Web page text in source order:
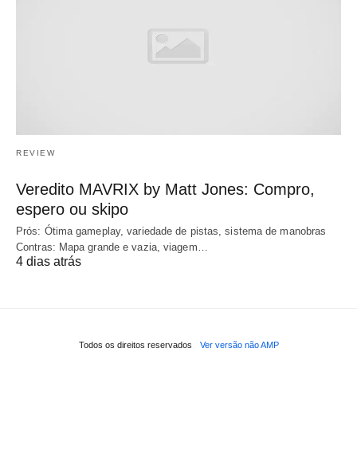
REVIEW
Veredito MAVRIX by Matt Jones: Compro,
espero ou skipo
Prós: Ótima gameplay, variedade de pistas, sistema de manobras
Contras: Mapa grande e vazia, viagem…
4 dias atrás
Todos os direitos reservados Ver versão não AMP